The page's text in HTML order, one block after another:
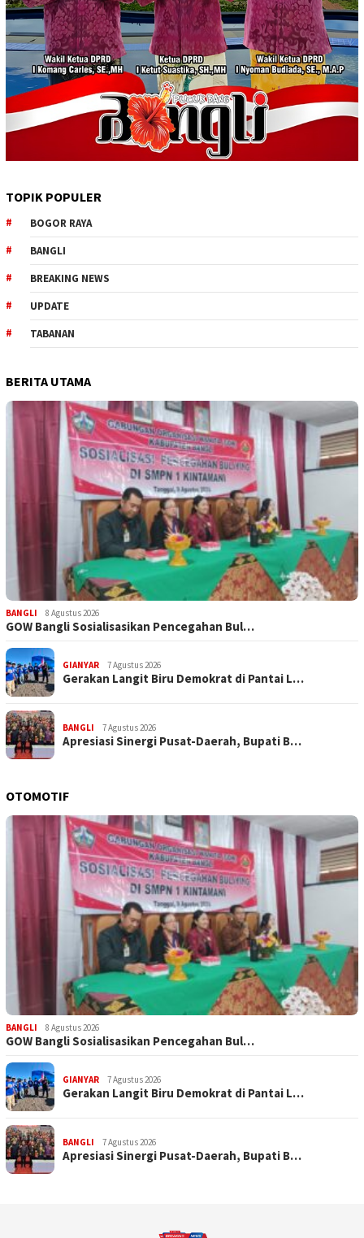
TOPIK POPULER
BOGOR RAYA
BANGLI
BREAKING NEWS
UPDATE
TABANAN
BERITA UTAMA
BANGLI 8 Agustus 2026
GOW Bangli Sosialisasikan Pencegahan Bul…
GIANYAR 7 Agustus 2026
Gerakan Langit Biru Demokrat di Pantai L…
BANGLI 7 Agustus 2026
Apresiasi Sinergi Pusat-Daerah, Bupati B…
OTOMOTIF
BANGLI 8 Agustus 2026
GOW Bangli Sosialisasikan Pencegahan Bul…
GIANYAR 7 Agustus 2026
Gerakan Langit Biru Demokrat di Pantai L…
BANGLI 7 Agustus 2026
Apresiasi Sinergi Pusat-Daerah, Bupati B…